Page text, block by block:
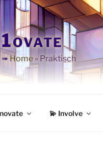
1ovate
➠Home » Praktisch
💫 Involve